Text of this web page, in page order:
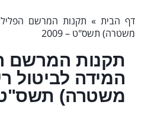
דף הבית » תקנות המרשם
משטרה) תשס"ט – 2009
תקנות המרשם
המידה לביטול
משטרה) תשס"ט –